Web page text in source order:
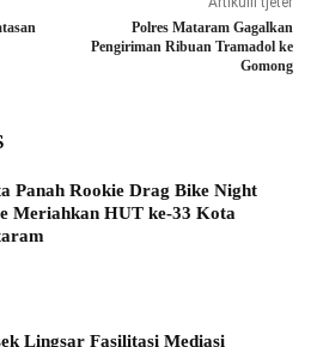
Polres Mataram Gagalkan
Pengiriman Ribuan Tramadol ke
Gomong
Panah Rookie Drag Bike Night
Meriahkan HUT ke-33 Kota
Lingsar Fasilitasi Mediasi